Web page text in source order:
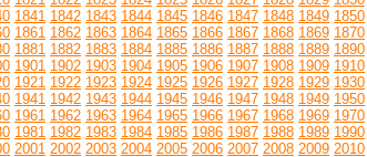
1841 1842 1843 1844 1845 1846 1847 1848 1849 1850
1861 1862 1863 1864 1865 1866 1867 1868 1869 1870
1881 1882 1883 1884 1885 1886 1887 1888 1889 1890
1901 1902 1903 1904 1905 1906 1907 1908 1909 1910
1921 1922 1923 1924 1925 1926 1927 1928 1929 1930
1941 1942 1943 1944 1945 1946 1947 1948 1949 1950
1961 1962 1963 1964 1965 1966 1967 1968 1969 1970
1981 1982 1983 1984 1985 1986 1987 1988 1989 1990
2001 2002 2003 2004 2005 2006 2007 2008 2009 2010